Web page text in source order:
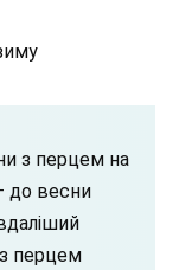
з перцем на
до весни
перцем